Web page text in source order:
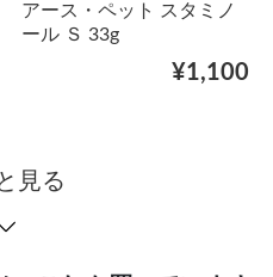
アース・ペット スタミノ
ール Ｓ 33g
¥1,100
見る